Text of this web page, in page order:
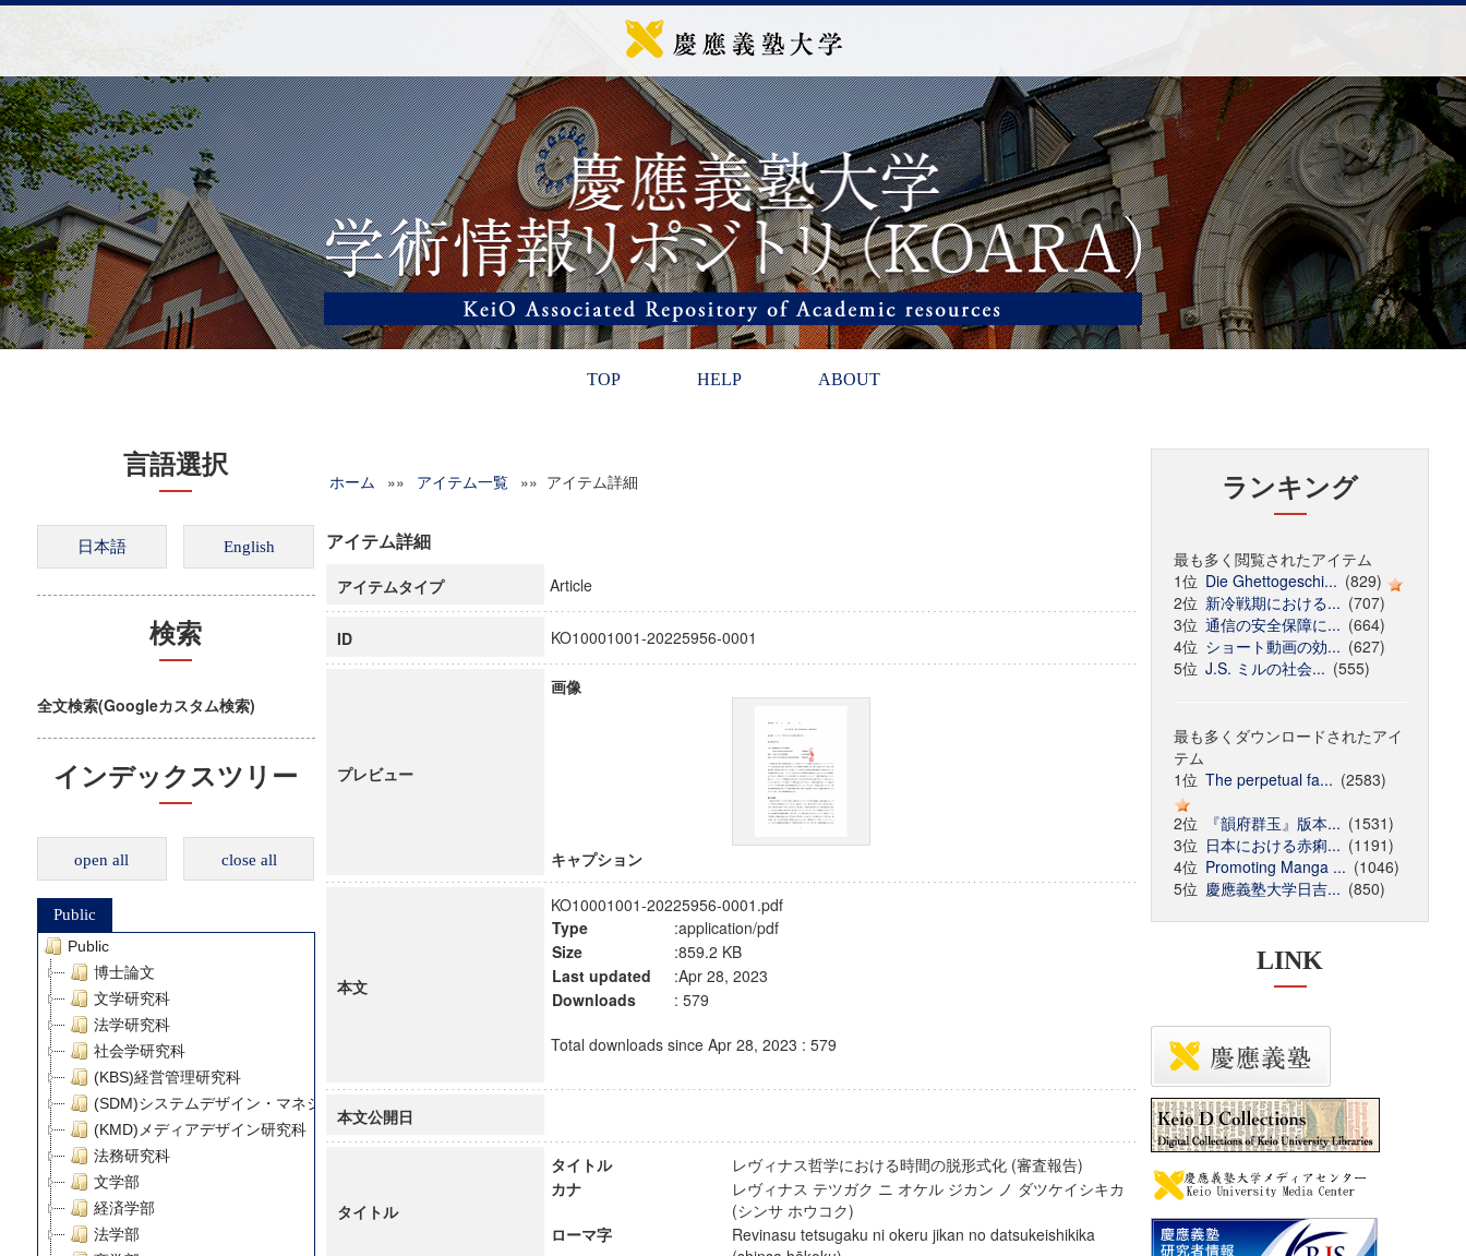
TOP HELP ABOUT
言語選択
検索
全文検索(Googleカスタム検索)
インデックスツリー
open all close all
Public
Public
博士論文
文学研究科
法学研究科
社会学研究科
(KBS)経営管理研究科
(SDM)システムデザイン・マネジメント研究科
(KMD)メディアデザイン研究科
法務研究科
文学部
経済学部
法学部
ホーム »» アイテム一覧 »» アイテム詳細
アイテム詳細
アイテムタイプ Article
ID KO10001001-20225956-0001
プレビュー
画像
キャプション
本文
KO10001001-20225956-0001.pdf
Type
:application/pdf
Size
:859.2 KB
Last updated
:Apr 28, 2023
Downloads
: 579
Total downloads since Apr 28, 2023 : 579
本文公開日
タイトル
タイトル
レヴィナス哲学における時間の脱形式化 (審査報告)
カナ
レヴィナス テツガク ニ オケル ジカン ノ ダツケイシキカ
(シンサ ホウコク)
ローマ字
Revinasu tetsugaku ni okeru jikan no datsukeishikika
ランキング
最も多く閲覧されたアイテム
1位 Die Ghettogeschi... (829)
2位 新冷戦期における... (707)
3位 通信の安全保障に... (664)
4位 ショート動画の効... (627)
5位 J.S. ミルの社会... (555)
最も多くダウンロードされたアイ
テム
1位 The perpetual fa... (2583)
2位
『韻府群玉』版本... (1531)
3位 日本における赤痢... (1191)
4位 Promoting Manga ... (1046)
5位 慶應義塾大学日吉... (850)
LINK